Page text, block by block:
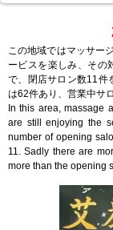
この地域ではマッサー
ービスを楽しみ、その
で、閉店サロン数11件
は62件あり、営業中サ
In this area, massage
are still enjoying the
number of opening
11. Sadly there are
more than the opening